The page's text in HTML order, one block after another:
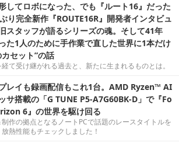
してロボになった、でも『ルート16』だった
り完全新作『ROUTE16R』開発者インタビュ
スタッフが語るシリーズの魂。そして41年
た1人のために手作業で直した世界に1本だけ
セット”の話
て受け継がれる過去と、新たに生まれるものとは。
レイも録画配信もこれ1台。AMD Ryzen™ AI
サ搭載の「G TUNE P5-A7G60BK-D」で『Fo
6』の世界を駆け回る
作の拠点となるノートPCで話題のレースタイトルを
熱性能もチェックしました！